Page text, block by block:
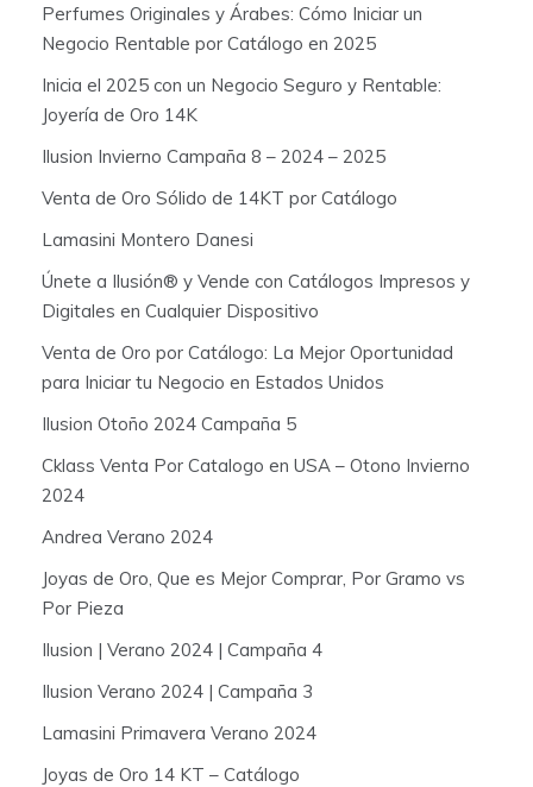
Perfumes Originales y Árabes: Cómo Iniciar un
Negocio Rentable por Catálogo en 2025
Inicia el 2025 con un Negocio Seguro y Rentable:
Joyería de Oro 14K
Ilusion Invierno Campaña 8 – 2024 – 2025
Venta de Oro Sólido de 14KT por Catálogo
Lamasini Montero Danesi
Únete a Ilusión® y Vende con Catálogos Impresos y
Digitales en Cualquier Dispositivo
Venta de Oro por Catálogo: La Mejor Oportunidad
para Iniciar tu Negocio en Estados Unidos
Ilusion Otoño 2024 Campaña 5
Cklass Venta Por Catalogo en USA – Otono Invierno
2024
Andrea Verano 2024
Joyas de Oro, Que es Mejor Comprar, Por Gramo vs
Por Pieza
Ilusion | Verano 2024 | Campaña 4
Ilusion Verano 2024 | Campaña 3
Lamasini Primavera Verano 2024
Joyas de Oro 14 KT – Catálogo